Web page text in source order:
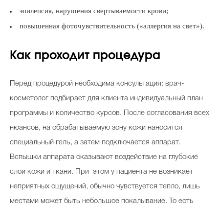
эпилепсия, нарушения свертываемости крови;
повышенная фоточувствительность («аллергия на свет»).
Как проходит процедура
Перед процедурой необходима консультация: врач-
косметолог подбирает для клиента индивидуальный план
программы и количество курсов. После согласования всех
нюансов, на обрабатываемую зону кожи наносится
специальный гель, а затем подключается аппарат.
Вспышки аппарата оказывают воздействие на глубокие
слои кожи и ткани. При этом у пациента не возникает
неприятных ощущений, обычно чувствуется тепло, лишь
местами может быть небольшое покалывание. То есть